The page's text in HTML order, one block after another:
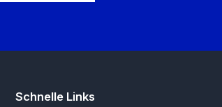
Schnelle Links